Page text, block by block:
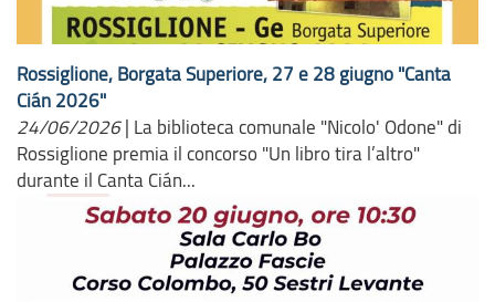
Rossiglione, Borgata Superiore, 27 e 28 giugno "Canta
Cián 2026"
24/06/2026 | La biblioteca comunale "Nicolo' Odone" di
Rossiglione premia il concorso "Un libro tira l’altro"
durante il Canta Cián...